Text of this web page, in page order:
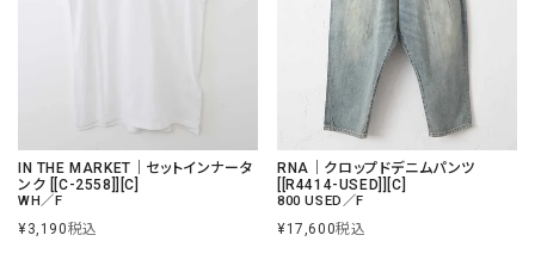
IN THE MARKET｜セットインナータ
ンク [[C-2558]][C]
WH／F
¥3,190税込
RNA｜クロップドデニムパンツ
[[R4414-USED]][C]
800 USED／F
¥17,600税込